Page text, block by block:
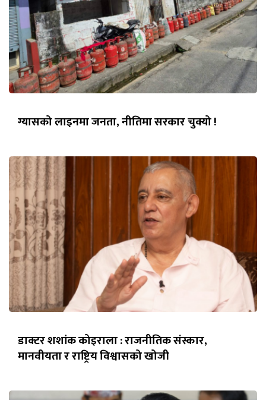
ग्यासको लाइनमा जनता, नीतिमा सरकार चुक्यो !
डाक्टर शशांक कोइराला : राजनीतिक संस्कार,
मानवीयता र राष्ट्रिय विश्वासको खोजी